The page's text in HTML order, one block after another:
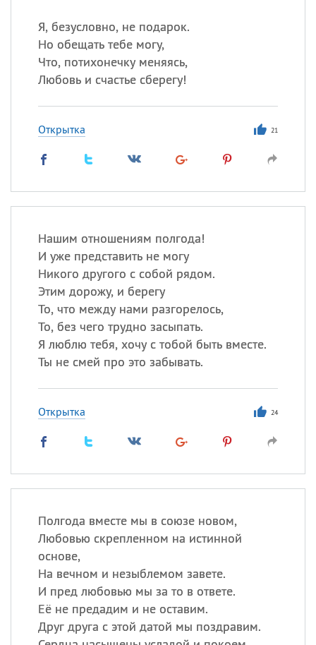
Я, безусловно, не подарок.
Но обещать тебе могу,
Что, потихонечку меняясь,
Любовь и счастье сберегу!
Открытка 21
Нашим отношениям полгода!
И уже представить не могу
Никого другого с собой рядом.
Этим дорожу, и берегу
То, что между нами разгорелось,
То, без чего трудно засыпать.
Я люблю тебя, хочу с тобой быть вместе.
Ты не смей про это забывать.
Открытка 24
Полгода вместе мы в союзе новом,
Любовью скрепленном на истинной
основе,
На вечном и незыблемом завете.
И пред любовью мы за то в ответе.
Её не предадим и не оставим.
Друг друга с этой датой мы поздравим.